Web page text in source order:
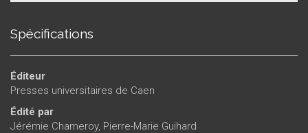
Spécifications
Éditeur
Presses universitaires de Caen
Édité par
Jérémie Chameroy, Pierre-Marie Guihard